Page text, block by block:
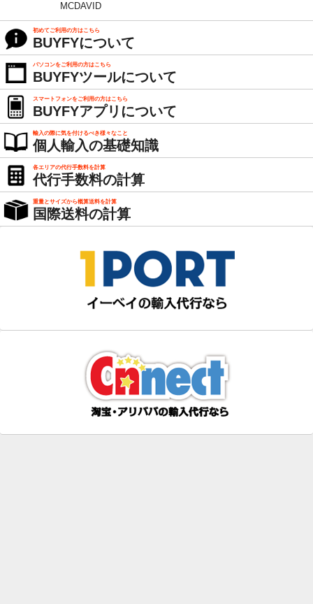
MCDAVID
初めてご利用の方はこちら
BUYFYについて
パソコンをご利用の方はこちら
BUYFYツールについて
スマートフォンをご利用の方はこちら
BUYFYアプリについて
輸入の際に気を付けるべき様々なこと
個人輸入の基礎知識
各エリアの代行手数料を計算
代行手数料の計算
重量とサイズから概算送料を計算
国際送料の計算